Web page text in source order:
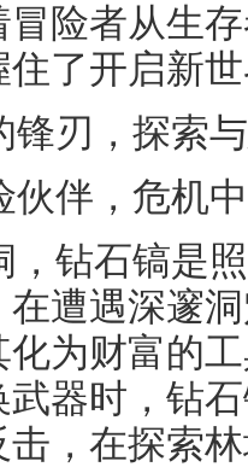
冒险者从生
了开启新
锋刃，探索
伙伴，危机
，钻石镐是
在遭遇深邃
为财富的
器时，钻
，在探索